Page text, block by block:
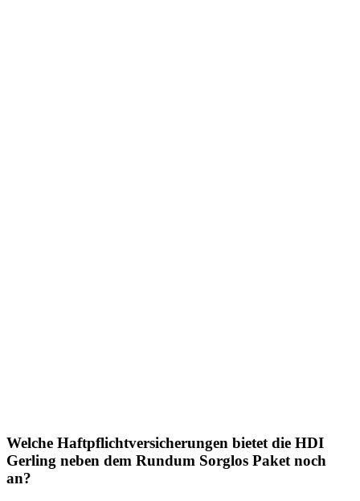
Welche Haftpflichtversicherungen bietet die HDI
Gerling neben dem Rundum Sorglos Paket noch
an?